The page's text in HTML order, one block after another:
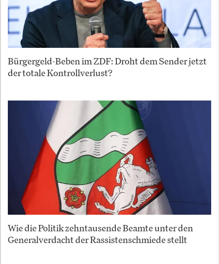
Bürgergeld-Beben im ZDF: Droht dem Sender jetzt
der totale Kontrollverlust?
Wie die Politik zehntausende Beamte unter den
Generalverdacht der Rassistenschmiede stellt